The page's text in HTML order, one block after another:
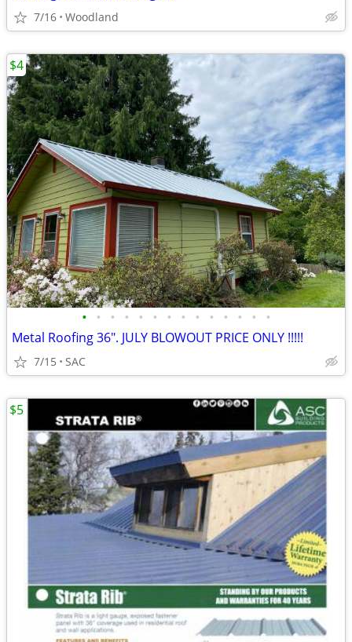
7/16 Woodland
• • • • • • • • • • • • • •
Metal Roofing 36". JULY BLOWOUT PRICE ONLY !!!!!
7/15 SAC
$4
$5